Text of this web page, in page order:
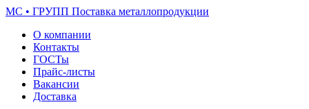
МС • ГРУПП Поставка металлопродукции
О компании
Контакты
ГОСТы
Прайс-листы
Вакансии
Доставка